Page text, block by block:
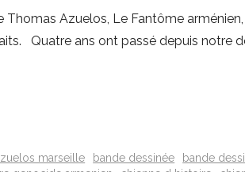
Azuelos, Le Fantôme
Quatre ans ont passé depuis notre
marseille bande dessinée bande